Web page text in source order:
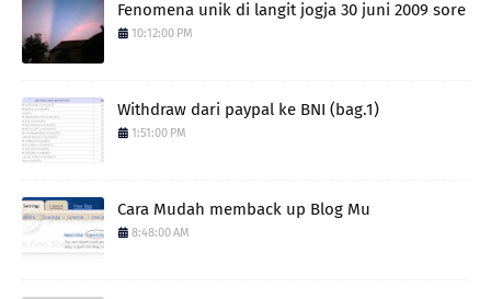
Fenomena unik di langit jogja 30 juni 2009 sore
10:12:00 PM
Withdraw dari paypal ke BNI (bag.1)
1:51:00 PM
Cara Mudah memback up Blog Mu
8:48:00 AM